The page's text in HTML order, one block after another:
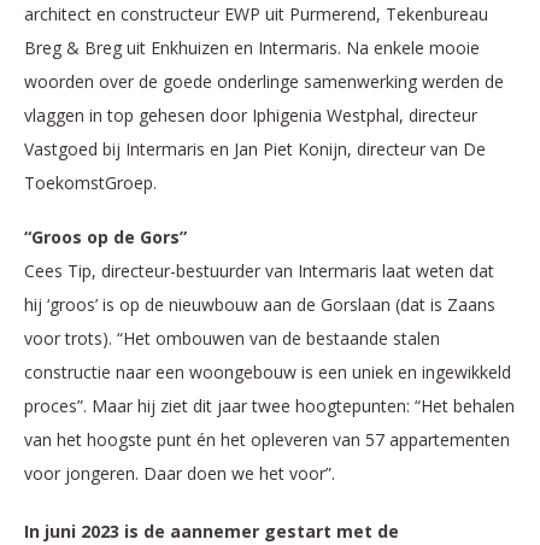
architect en constructeur EWP uit Purmerend, Tekenbureau
Breg & Breg uit Enkhuizen en Intermaris. Na enkele mooie
woorden over de goede onderlinge samenwerking werden de
vlaggen in top gehesen door Iphigenia Westphal, directeur
Vastgoed bij Intermaris en Jan Piet Konijn, directeur van De
ToekomstGroep.
“Groos op de Gors”
Cees Tip, directeur-bestuurder van Intermaris laat weten dat
hij ‘groos’ is op de nieuwbouw aan de Gorslaan (dat is Zaans
voor trots). “Het ombouwen van de bestaande stalen
constructie naar een woongebouw is een uniek en ingewikkeld
proces”. Maar hij ziet dit jaar twee hoogtepunten: “Het behalen
van het hoogste punt én het opleveren van 57 appartementen
voor jongeren. Daar doen we het voor”.
In juni 2023 is de aannemer gestart met de